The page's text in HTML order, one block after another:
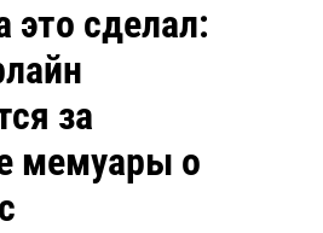
это сделал:
за
мемуары о